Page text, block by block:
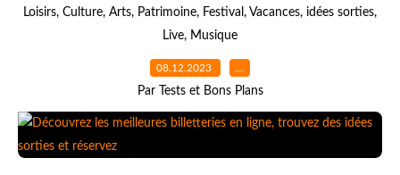
Loisirs, Culture, Arts, Patrimoine, Festival , Vacances, idées sorties,
Live, Musique
08.12.2023 …
Par Tests et Bons Plans